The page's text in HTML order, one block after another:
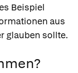
Beispiel
aus
glauben sollte.